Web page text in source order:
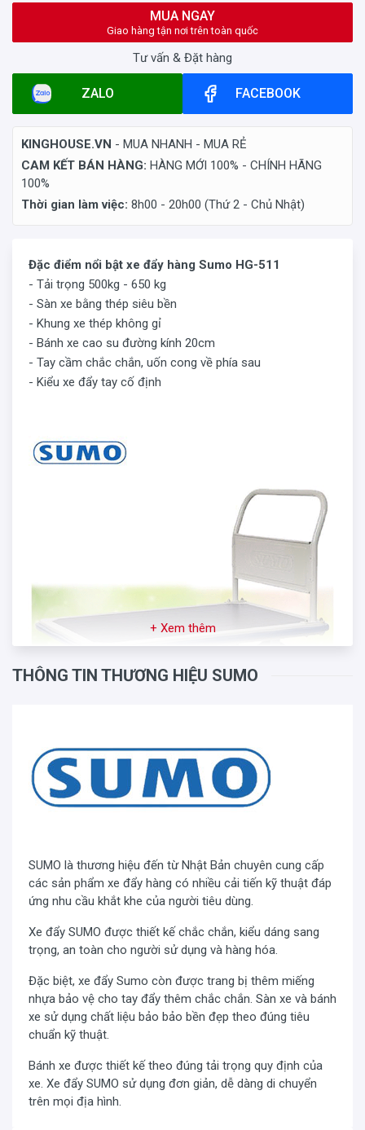
MUA NGAY
Giao hàng tận nơi trên toàn quốc
Tư vấn & Đặt hàng
ZALO FACEBOOK
KINGHOUSE.VN - MUA NHANH - MUA RẺ
CAM KẾT BÁN HÀNG: HÀNG MỚI 100% - CHÍNH HÃNG
100%
Thời gian làm việc: 8h00 - 20h00 (Thứ 2 - Chủ Nhật)
Đặc điểm nổi bật xe đẩy hàng Sumo HG-511
- Tải trọng 500kg - 650 kg
- Sàn xe bằng thép siêu bền
- Khung xe thép không gỉ
- Bánh xe cao su đường kính 20cm
- Tay cầm chắc chắn, uốn cong về phía sau
- Kiểu xe đẩy tay cố định
Tải trọng tối đa 650kg
Xe đẩy hàng Sumo HG-511được sản xuất, thiết kế
như độ bền cao, tải trọng lớn 500kg và có thể đạt đến
650kg. Được sử dụng phổ biến tại các nhà máy, kho,
xưởng, văn phòng, siêu thị, bến cảng, sân bay,...góp phần
người, giảm thiểu thời gian vận chuyển, tăng hiệu quả
công việc.
+ Xem thêm
THÔNG TIN THƯƠNG HIỆU SUMO
SUMO là thương hiệu đến từ Nhật Bản chuyên cung cấp
các sản phẩm xe đẩy hàng có nhiều cải tiến kỹ thuật đáp
ứng nhu cầu khắt khe của người tiêu dùng.
Xe đẩy SUMO được thiết kế chắc chắn, kiểu dáng sang
trọng, an toàn cho người sử dụng và hàng hóa.
Đặc biệt, xe đẩy Sumo còn được trang bị thêm miếng
nhựa bảo vệ cho tay đẩy thêm chắc chắn. Sàn xe và bánh
xe sử dụng chất liệu bảo bảo bền đẹp theo đúng tiêu
chuẩn kỹ thuật.
Bánh xe được thiết kế theo đúng tải trọng quy định của
xe. Xe đẩy SUMO sử dụng đơn giản, dễ dàng di chuyển
trên mọi địa hình.